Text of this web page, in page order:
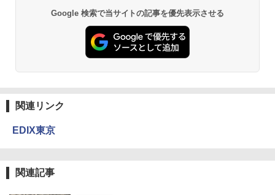
仮面ライダー 改造人間 限定ケース版
4
￥1,980
物理実験モデル楽器電磁気教材を教える
Galtonplatteの物理的な機器
Google 検索で当サイトの記事を優先表示させる
関連リンク
EDIX東京
関連記事